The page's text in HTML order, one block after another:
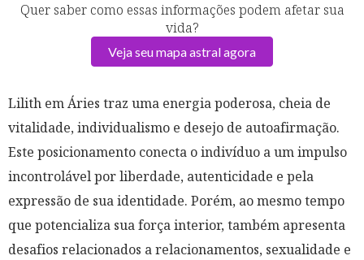
Quer saber como essas informações podem afetar sua
vida?
Veja seu mapa astral agora
Lilith em Áries traz uma energia poderosa, cheia de
vitalidade, individualismo e desejo de autoafirmação.
Este posicionamento conecta o indivíduo a um impulso
incontrolável por liberdade, autenticidade e pela
expressão de sua identidade. Porém, ao mesmo tempo
que potencializa sua força interior, também apresenta
desafios relacionados a relacionamentos, sexualidade e